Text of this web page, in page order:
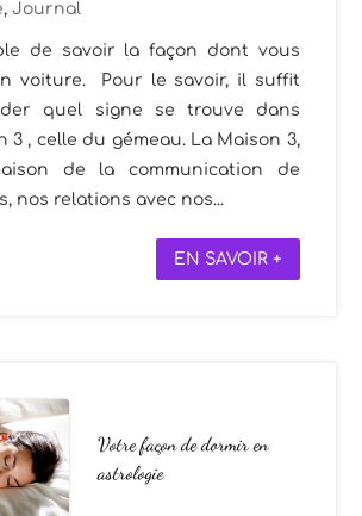
,Journal
de savoir la façon dont vous
voiture. Pour le savoir, il suffit
quel signe se trouve dans
3 , celle du gémeau. La Maison 3,
de la communication de
nos relations avec nos...
EN SAVOIR +
Votre façon de dormir en
astrologie